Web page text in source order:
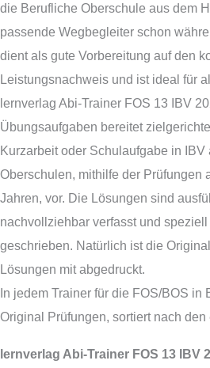
die Berufliche Oberschule aus dem
passende Wegbegleiter schon
dient als gute Vorbereitung auf den
Leistungsnachweis und ist ideal für
lernverlag Abi-Trainer FOS 13 IBV
Übungsaufgaben bereitet
Kurzarbeit oder Schulaufgabe in IBV
Oberschulen, mithilfe der Prüfungen
Jahren, vor. Die Lösungen sind
nachvollziehbar verfasst und
geschrieben. Natürlich ist die
Lösungen mit abgedruckt.
In jedem Trainer für die FOS/BOS in
Original Prüfungen, sortiert nach
lernverlag Abi-Trainer FOS 13 IBV